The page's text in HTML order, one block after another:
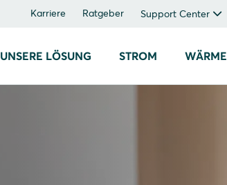
Karriere Ratgeber Support Center
UNSERE LÖSUNG STROM WÄRME